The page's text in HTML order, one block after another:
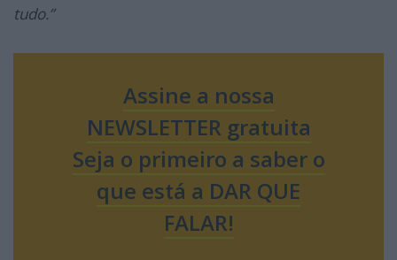
tudo.”
Assine a nossa
NEWSLETTER gratuita
Seja o primeiro a saber o
que está a DAR QUE
FALAR!